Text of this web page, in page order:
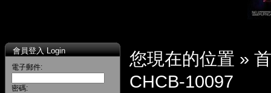
會員登入 Login
電子郵件:
密碼:
您現在的位置 »
CHCB-10097